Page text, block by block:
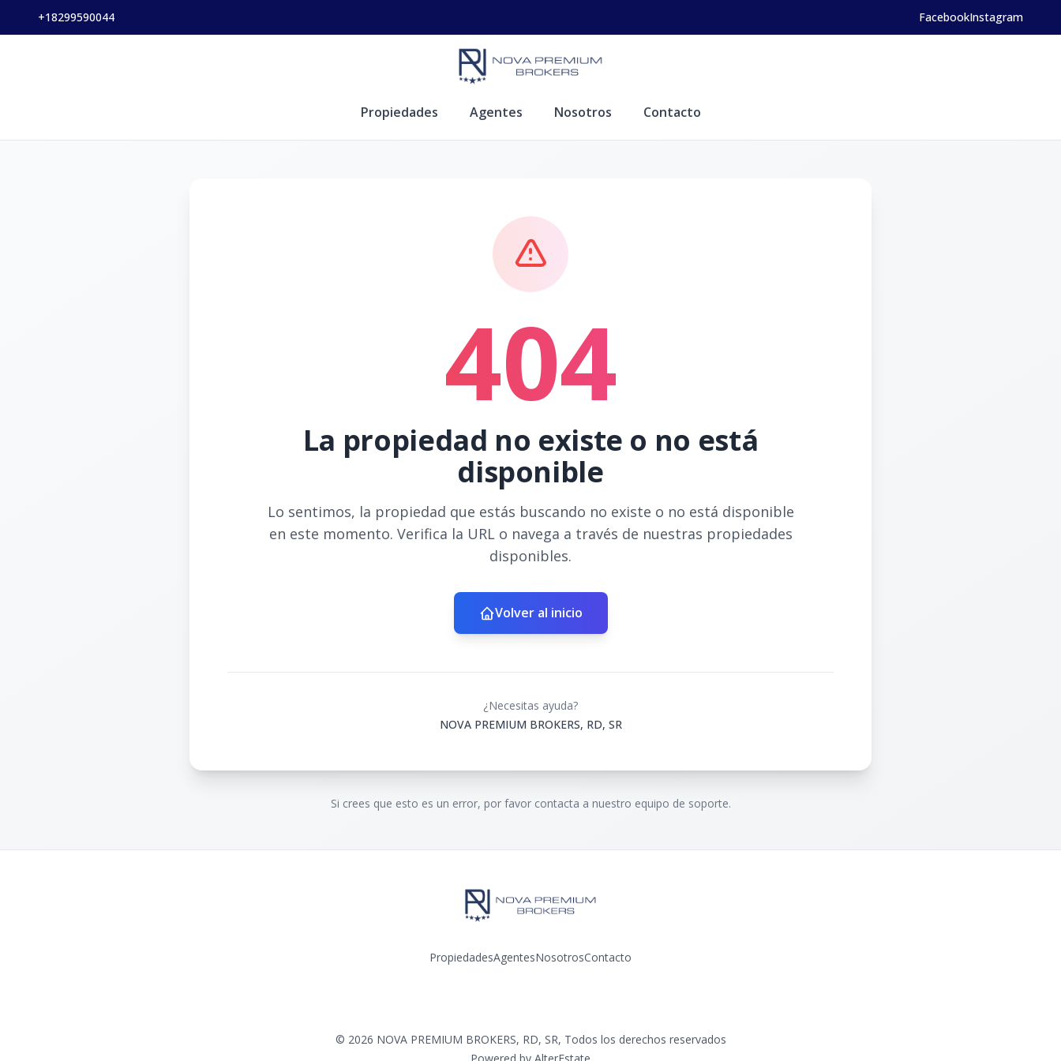
+18299590044 FacebookInstagram
Propiedades Agentes Nosotros Contacto
404
La propiedad no existe o no está
disponible
Lo sentimos, la propiedad que estás buscando no existe o no está disponible
en este momento. Verifica la URL o navega a través de nuestras propiedades
disponibles.
Volver al inicio
¿Necesitas ayuda?
NOVA PREMIUM BROKERS, RD, SR
Si crees que esto es un error, por favor contacta a nuestro equipo de soporte.
PropiedadesAgentesNosotrosContacto
© 2026 NOVA PREMIUM BROKERS, RD, SR, Todos los derechos reservados